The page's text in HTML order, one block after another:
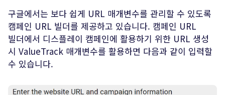
구글에서는 보다 쉽게 URL 매개변수를 관리할 수 있도록
캠페인 URL 빌더를 제공하고 있습니다. 캠페인 URL
빌더에서 디스플레이 캠페인에 활용하기 위한 URL 생성
시 ValueTrack 매개변수를 활용하면 다음과 같이 입력할
수 있습니다.